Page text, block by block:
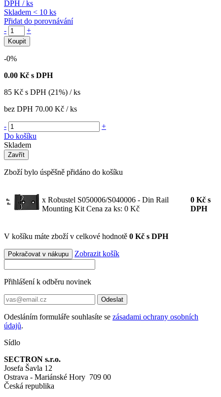
DPH / ks
Skladem < 10 ks
Přidat do porovnávání
-
+
Koupit
-0%
0.00 Kč s DPH
85 Kč s DPH (21%) / ks
bez DPH 70.00 Kč / ks
-
+
Do košíku
Skladem
Zavřít
Zboží bylo úspěšně přidáno do košíku
x Robustel S050006/S040006 - Din Rail
Mounting Kit Cena za ks: 0 Kč
0 Kč s
DPH
V košíku máte zboží v celkové hodnotě 0 Kč s DPH
Pokračovat v nákupu Zobrazit košík
Přihlášení k odběru novinek
Odeslat
Odesláním formuláře souhlasíte se zásadami ochrany osobních
údajů.
Sídlo
SECTRON s.r.o.
Josefa Šavla 12
Ostrava - Mariánské Hory 709 00
Česká republika